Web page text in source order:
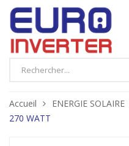
Products
Accueil ENERGIE SOLAIRE
270 WATT